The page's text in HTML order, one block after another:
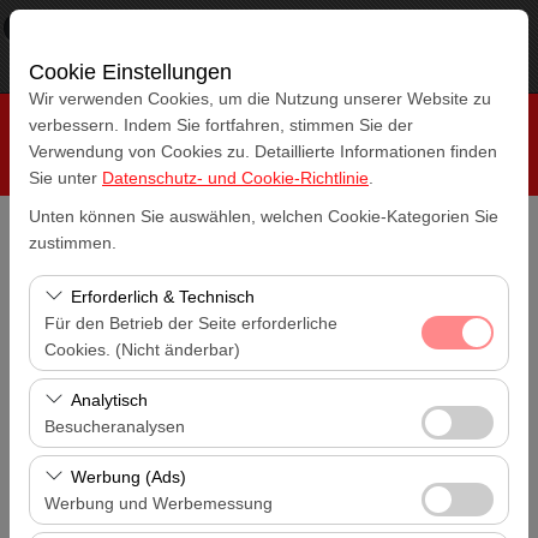
×
Frei - In Google Play
Cookie Einstellungen
Wir verwenden Cookies, um die Nutzung unserer Website zu
verbessern. Indem Sie fortfahren, stimmen Sie der
Verwendung von Cookies zu. Detaillierte Informationen finden
Sie unter Datenschutz- und Cookie-Richtlinie
Unten können Sie auswählen, welchen Cookie-Kategorien Sie
zustimmen.
Erforderlich & Technisch
Für den Betrieb der Seite erforderliche
Cookies. (Nicht änderbar)
Diese Cookies sind für das ordnungsgemäße
Funktionieren der Website, die Sicherheit, die
Sitzungsverwaltung und grundlegende Funktionen
erforderlich. Sie können nicht deaktiviert werden.
Analytisch
Besucheranalysen
Diese Cookies ermöglichen es uns, zu analysieren, wie
unsere Website genutzt wird (Besucherzahl,
meistbesuchte Seiten, Nutzerverhalten). Diese Daten
Werbung (Ads)
Werbung und Werbemessung
Antalya Flughafen (AYT)
Eine andere Rückgabestation auswählen
Antalya Flughafen (AYT)
Abholdatum & Zeit
Rückgabedatum & Zeit